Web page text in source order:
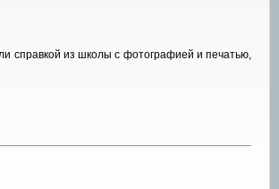
справкой из школы с фотографией и печатью,